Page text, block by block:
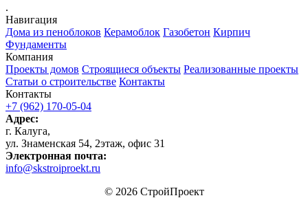
.
Навигация
Дома из пеноблоков Керамоблок Газобетон Кирпич
Фундаменты
Компания
Проекты домов Строящиеся объекты Реализованные проекты
Статьи о строительстве Контакты
Контакты
+7 (962) 170-05-04
Адрес:
г. Калуга,
ул. Знаменская 54, 2этаж, офис 31
Электронная почта:
info@skstroiproekt.ru
© 2026 СтройПроект